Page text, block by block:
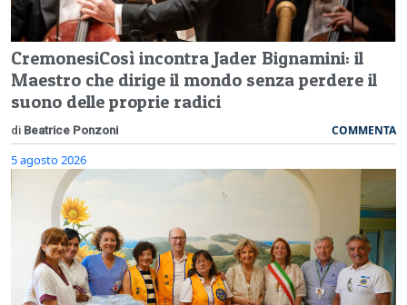
CremonesiCosì incontra Jader Bignamini: il
Maestro che dirige il mondo senza perdere il
suono delle proprie radici
di Beatrice Ponzoni COMMENTA
5 agosto 2026